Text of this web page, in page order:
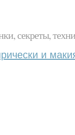
секреты,
и